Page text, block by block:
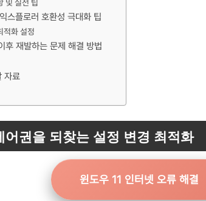
및 실전 팁
스플로러 호환성 극대화 팁
적화 설정
후 재발하는 문제 해결 방법
자료
어권을 되찾는 설정 변경 최적화
윈도우 11 인터넷 오류 해결